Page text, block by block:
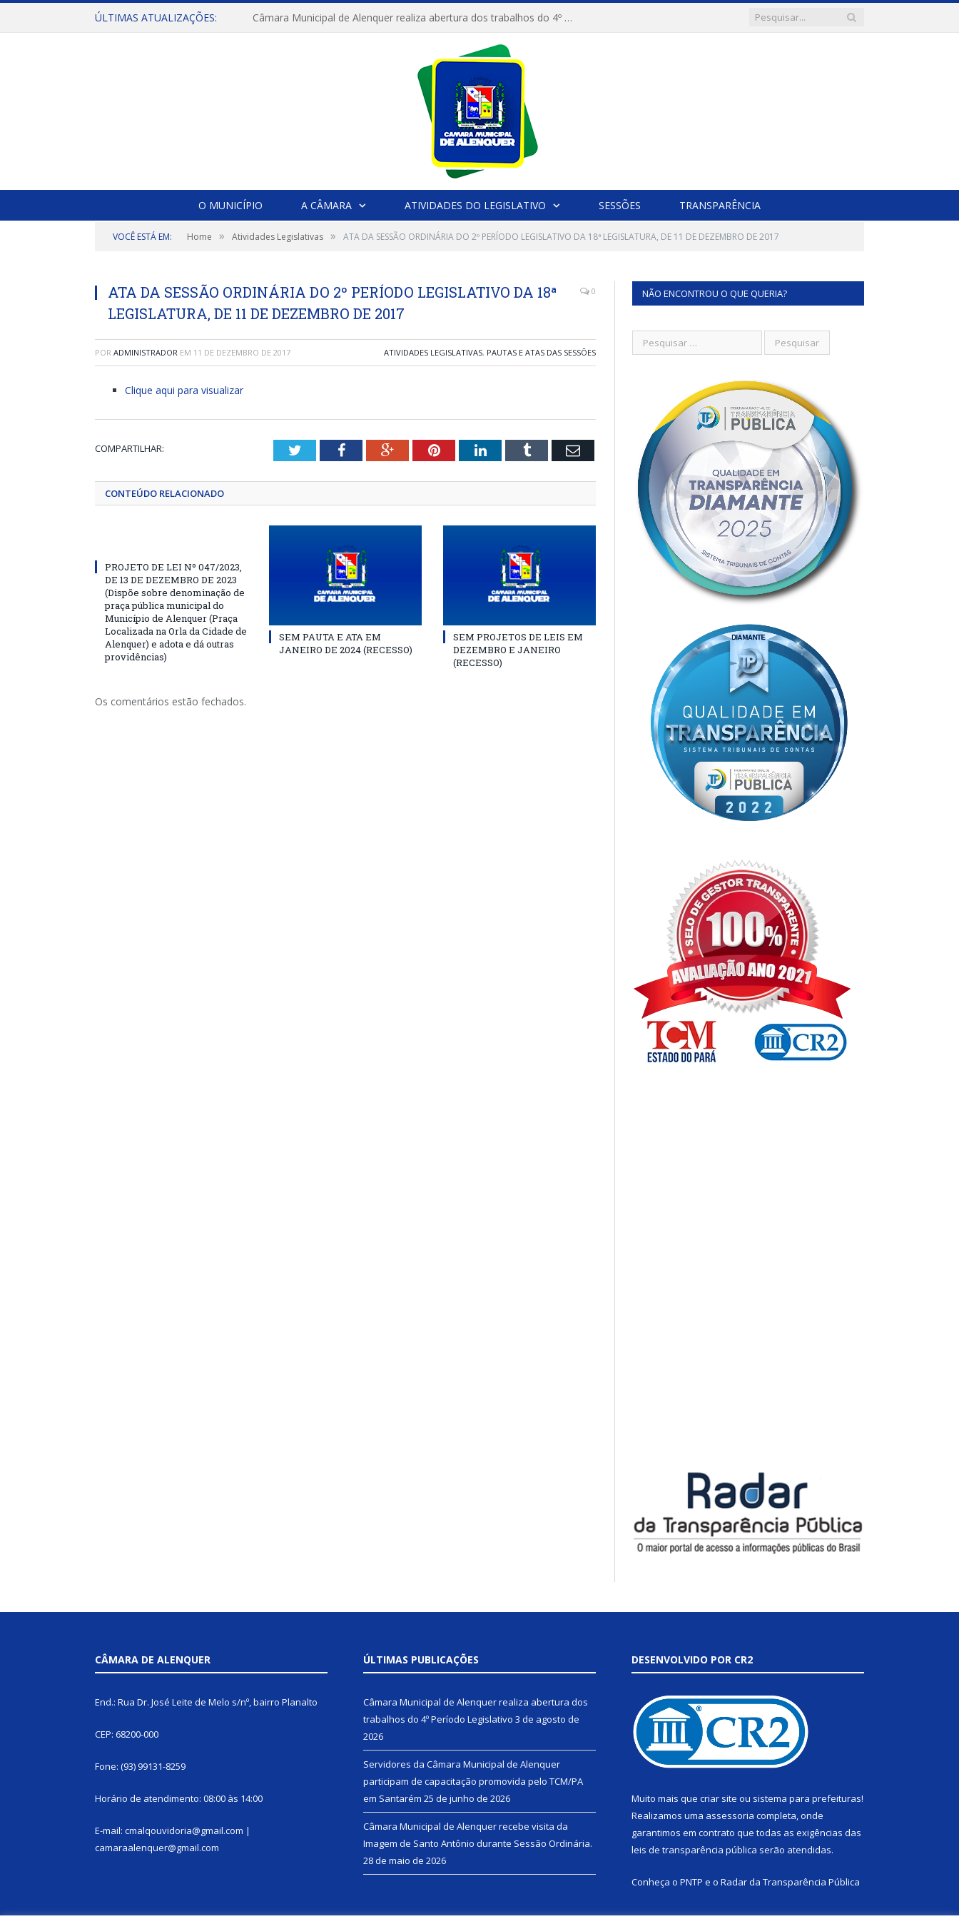
ÚLTIMAS ATUALIZAÇÕES: Câmara Municipal de Alenquer realiza abertura dos trabalhos do 4º Período Legislativo
O MUNICÍPIO A CÂMARA ATIVIDADES DO LEGISLATIVO SESSÕES TRANSPARÊNCIA
VOCÊ ESTÁ EM: Home » Atividades Legislativas » ATA DA SESSÃO ORDINÁRIA DO 2º PERÍODO LEGISLATIVO DA 18ª LEGISLATURA, DE 11 DE DEZEMBRO DE 2017
ATA DA SESSÃO ORDINÁRIA DO 2º PERÍODO LEGISLATIVO DA 18ª
LEGISLATURA, DE 11 DE DEZEMBRO DE 2017
0
POR ADMINISTRADOR EM 11 DE DEZEMBRO DE 2017 ATIVIDADES LEGISLATIVAS, PAUTAS E ATAS DAS SESSÕES
Clique aqui para visualizar
COMPARTILHAR: TwitterFacebookGoogle+PinterestLinkedInTumblr Email
CONTEÚDO RELACIONADO
PROJETO DE LEI Nº 047/2023,
DE 13 DE DEZEMBRO DE 2023
(Dispõe sobre denominação de
praça pública municipal do
Município de Alenquer (Praça
Localizada na Orla da Cidade de
Alenquer) e adota e dá outras
providências)
SEM PAUTA E ATA EM
JANEIRO DE 2024 (RECESSO)
SEM PROJETOS DE LEIS EM
DEZEMBRO E JANEIRO
(RECESSO)
Os comentários estão fechados.
NÃO ENCONTROU O QUE QUERIA?
CÂMARA DE ALENQUER
End.: Rua Dr. José Leite de Melo s/nº, bairro Planalto
CEP: 68200-000
Fone: (93) 99131-8259
Horário de atendimento: 08:00 às 14:00
E-mail: cmalqouvidoria@gmail.com |
camaraalenquer@gmail.com
ÚLTIMAS PUBLICAÇÕES
Câmara Municipal de Alenquer realiza abertura dos
trabalhos do 4º Período Legislativo 3 de agosto de
2026
Servidores da Câmara Municipal de Alenquer
participam de capacitação promovida pelo TCM/PA
em Santarém 25 de junho de 2026
Câmara Municipal de Alenquer recebe visita da
Imagem de Santo Antônio durante Sessão Ordinária.
28 de maio de 2026
DESENVOLVIDO POR CR2
Muito mais que criar site ou sistema para prefeituras!
Realizamos uma assessoria completa, onde
garantimos em contrato que todas as exigências das
leis de transparência pública serão atendidas.
Conheça o PNTP e o Radar da Transparência Pública